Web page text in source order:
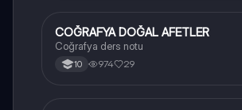
Coğrafya
COĞRAFYA DOĞAL AFETLER
Coğrafya ders notu
10 974 29